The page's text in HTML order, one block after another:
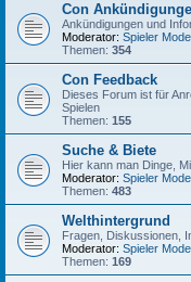
Con
Ankündigungen und
Moderator: Spieler
Themen: 354
Con Feedback
Dieses Forum ist für
Spielen
Themen: 155
Suche & Biete
Hier kann man Dinge,
Moderator: Spieler
Themen: 483
Welthintergrund
Fragen, Diskussionen,
Moderator: Spieler
Themen: 169